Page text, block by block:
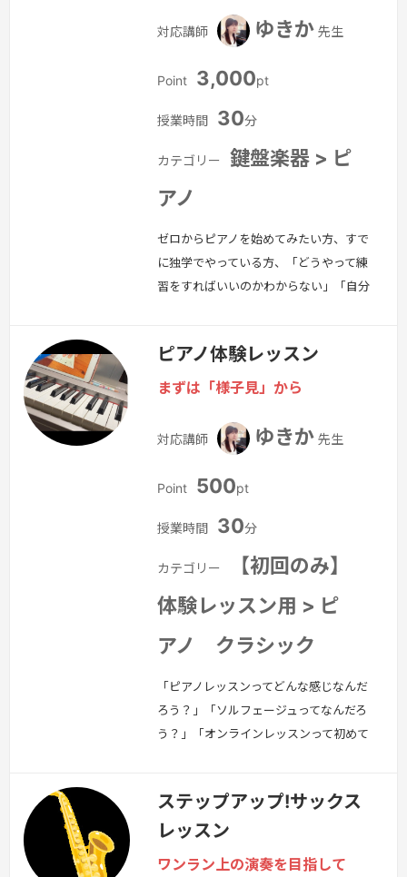
ッスンかと…続きを見る »
対応講師 ゆきか先生
Point 3,000pt
授業時間 30分
カテゴリー
鍵盤楽器 > ピ
アノ
ゼロからピアノを始めてみたい方、すで
に独学でやっている方、「どうやって練
習をすればいいのかわからない」「自分
談ください！基礎の基礎から練習の方法
まで丁寧にお教えいたします。教材も生
おすすめする場合もありますし、生徒さ
んのご要望で「これが弾きたい！」とい
う曲があればもちろんそれを優先して進
続きを見る »
ピアノ体験レッスン
まずは「様子見」から
対応講師 ゆきか先生
Point 500pt
授業時間 30分
カテゴリー
【初回のみ】
体験レッスン用 > ピ
アノ クラシック
「ピアノレッスンってどんな感じなんだ
ろう？」「ソルフェージュってなんだろ
う？」「オンラインレッスンって初めて
軽になんでもご相談下さい。一緒に音楽
の基礎やピアノを学びましょう。楽しい
ステップアップ!サックス
レッスン
ワンラン上の演奏を目指して